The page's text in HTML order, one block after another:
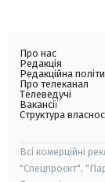
Про нас
Редакція
Редакційна
Про телеканал
Телеведучі
Вакансії
Структура
Всі комерційні
"Спецпроєкт",